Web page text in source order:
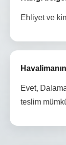
Ehliyet ve
Evet,
teslim